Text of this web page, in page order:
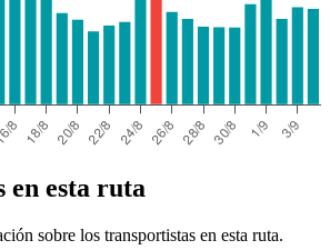
en esta ruta
sobre los transportistas en esta ruta.